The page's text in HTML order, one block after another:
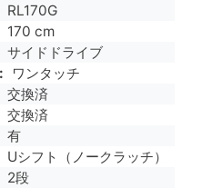
RL170G
170 cm
サイドドライブ
ワンタッチ
交換済
交換済
有
Uシフト（ノークラッチ）
2段